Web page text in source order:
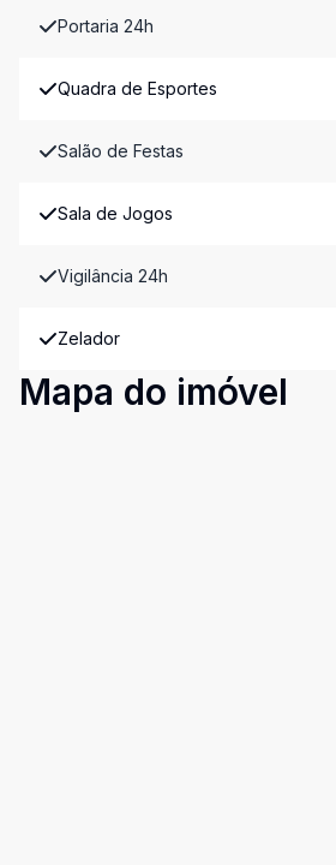
Portaria 24h
Quadra de Esportes
Salão de Festas
Sala de Jogos
Vigilância 24h
Zelador
Mapa do imóvel